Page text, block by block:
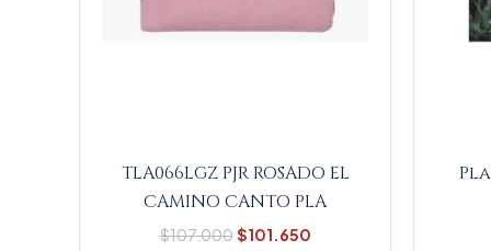
TLA066LGZ PJR ROSADO EL
CAMINO CANTO PLA
$107.000$101.650